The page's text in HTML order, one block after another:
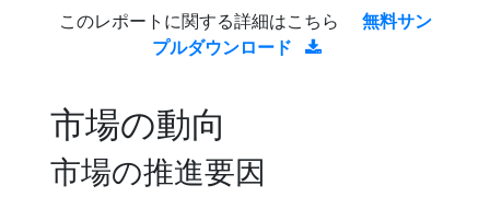
このレポートに関する詳細はこちら
無料サン
プルダウンロード
市場の動向
市場の推進要因